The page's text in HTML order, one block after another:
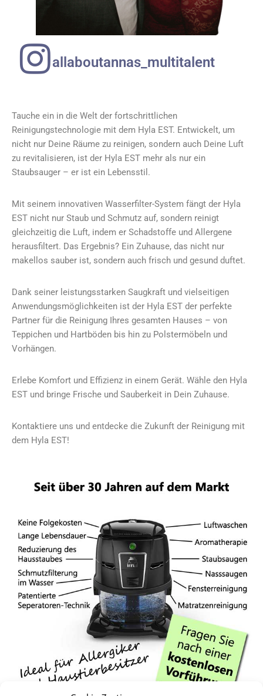
allaboutannas_multitalent
Tauche ein in die Welt der fortschrittlichen
Reinigungstechnologie mit dem Hyla EST. Entwickelt, um
nicht nur Deine Räume zu reinigen, sondern auch Deine Luft
zu revitalisieren, ist der Hyla EST mehr als nur ein
Staubsauger – er ist ein Lebensstil.
Mit seinem innovativen Wasserfilter-System fängt der Hyla
EST nicht nur Staub und Schmutz auf, sondern reinigt
gleichzeitig die Luft, indem er Schadstoffe und Allergene
herausfiltert. Das Ergebnis? Ein Zuhause, das nicht nur
makellos sauber ist, sondern auch frisch und gesund duftet.
Dank seiner leistungsstarken Saugkraft und vielseitigen
Anwendungsmöglichkeiten ist der Hyla EST der perfekte
Partner für die Reinigung Ihres gesamten Hauses – von
Teppichen und Hartböden bis hin zu Polstermöbeln und
Vorhängen.
Erlebe Komfort und Effizienz in einem Gerät. Wähle den Hyla
EST und bringe Frische und Sauberkeit in Dein Zuhause.
Kontaktiere uns und entdecke die Zukunft der Reinigung mit
dem Hyla EST!